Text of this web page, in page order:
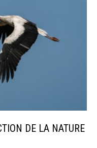
DE LA NATURE